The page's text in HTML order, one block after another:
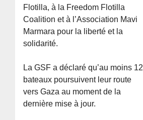
Flotilla, à la Freedom Flotilla
Coalition et à l’Association Mavi
Marmara pour la liberté et la
solidarité.
La GSF a déclaré qu’au moins 12
bateaux poursuivent leur route
vers Gaza au moment de la
dernière mise à jour.